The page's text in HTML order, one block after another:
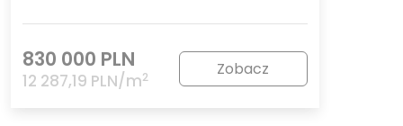
830 000 PLN
12 287,19 PLN/m2 Zobacz